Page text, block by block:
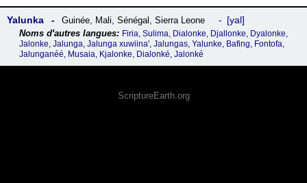
Yalunka Guinée, Mali, Sénégal , Sierra Leone yal
Firia, Sulima, Dialonke, Djallonke, Dyalonke,
Jalonke, Jalunga, Jalunga xuwiina', Jalungas, Yalunke, Bafing, Fontofa,
Jalunganéé, Musaia, Kjalonke, Dialonké, Jalonké
ScriptureEarth.org